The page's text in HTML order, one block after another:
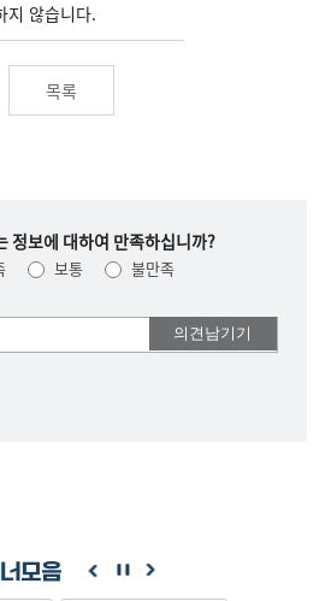
지 않습니다.
목록
정보에 대하여 만족하십니까?
보통
불만족
모음